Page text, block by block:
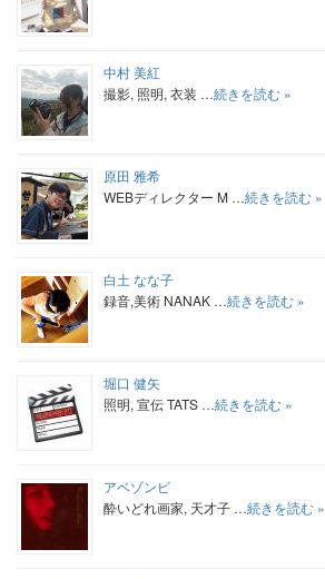
中村 美紅
撮影, 照明, 衣装 …続きを読む »
原田 雅希
WEBディレクター M …続きを読む »
白土 なな子
録音,美術 NANAK …続きを読む »
堀口 健矢
照明, 宣伝 TATS …続きを読む »
アベゾンビ
酔いどれ画家, 天才子 …続きを読む »